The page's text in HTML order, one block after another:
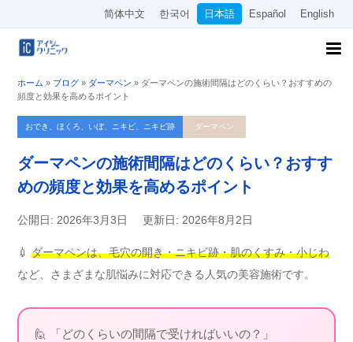
简体中文 한국어 日本語 Español English
ホーム » ブログ » ダーマペン » ダーマペンの施術間隔はどのくらい？おすすめの
頻度と効果を高めるポイント
おでき、ほくろ、いぼ、ニキビ、ニキビ跡 ダーマペン
ダーマペンの施術間隔はどのくらい？おすす
めの頻度と効果を高めるポイント
公開日: 2026年3月3日 更新日: 2026年8月2日
💉 ダーマペンは、毛穴の開き・ニキビ跡・肌のくすみ・小じわ
など、さまざまな肌悩みに対応できる人気の美容施術です。
🙋 「どのくらいの間隔で受ければいいの？」